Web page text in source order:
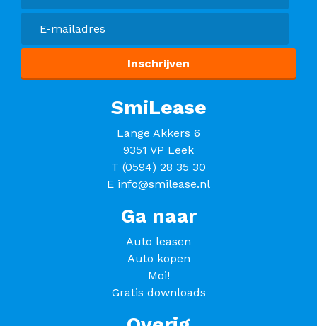
SmiLease
Lange Akkers 6
9351 VP Leek
T (0594) 28 35 30
E info@smilease.nl
Ga naar
Auto leasen
Auto kopen
Moi!
Gratis downloads